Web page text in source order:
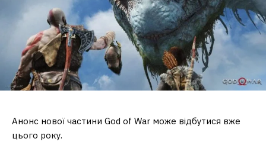
Анонс нової частини God of War може відбутися вже
цього року.